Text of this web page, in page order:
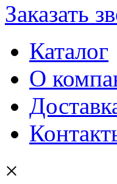
Заказать
Каталог
О
×